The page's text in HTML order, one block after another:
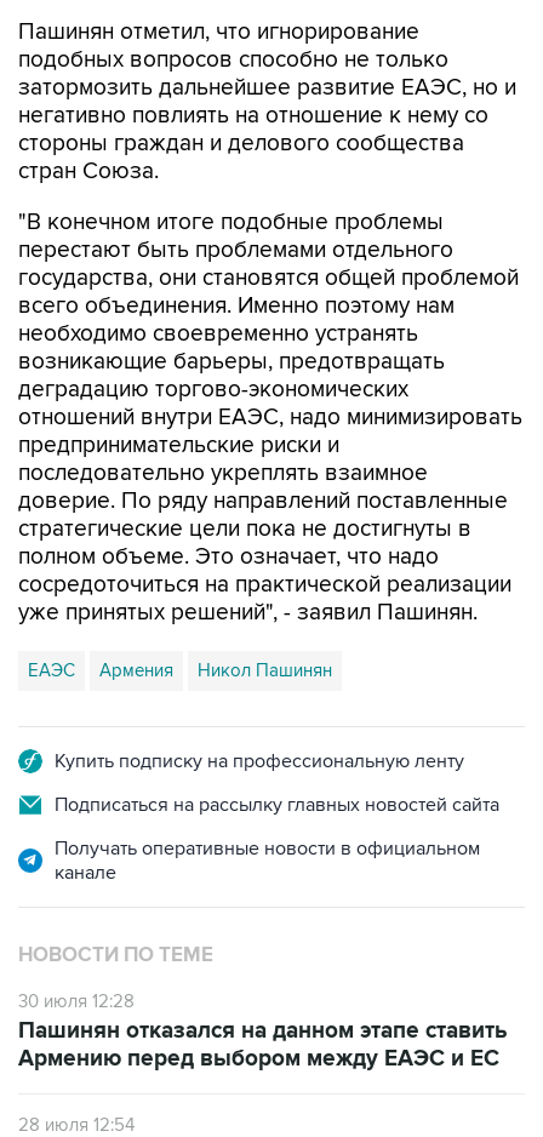
Пашинян отметил, что игнорирование
подобных вопросов способно не только
затормозить дальнейшее развитие ЕАЭС, но и
негативно повлиять на отношение к нему со
стороны граждан и делового сообщества
стран Союза.
"В конечном итоге подобные проблемы
перестают быть проблемами отдельного
государства, они становятся общей проблемой
всего объединения. Именно поэтому нам
необходимо своевременно устранять
возникающие барьеры, предотвращать
деградацию торгово-экономических
отношений внутри ЕАЭС, надо минимизировать
предпринимательские риски и
последовательно укреплять взаимное
доверие. По ряду направлений поставленные
стратегические цели пока не достигнуты в
полном объеме. Это означает, что надо
сосредоточиться на практической реализации
уже принятых решений", - заявил Пашинян.
ЕАЭС Армения Никол Пашинян
Купить подписку на профессиональную ленту
Подписаться на рассылку главных новостей сайта
Получать оперативные новости в официальном
канале
НОВОСТИ ПО ТЕМЕ
30 июля 12:28
Пашинян отказался на данном этапе ставить
Армению перед выбором между ЕАЭС и ЕС
28 июля 12:54